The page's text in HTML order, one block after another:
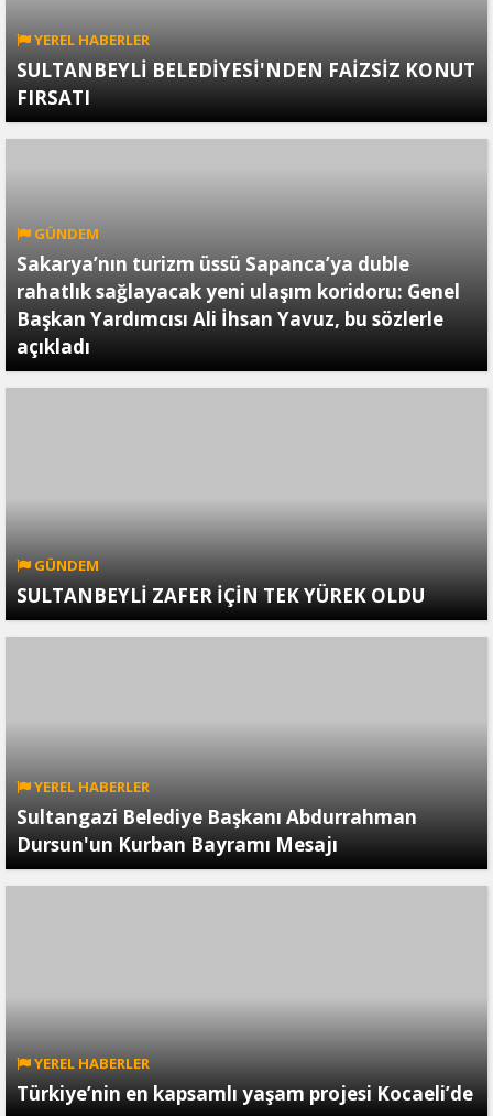
YEREL HABERLER
SULTANBEYLİ BELEDİYESİ'NDEN FAİZSİZ KONUT
FIRSATI
GÜNDEM
Sakarya’nın turizm üssü Sapanca’ya duble
rahatlık sağlayacak yeni ulaşım koridoru: Genel
Başkan Yardımcısı Ali İhsan Yavuz, bu sözlerle
açıkladı
GÜNDEM
SULTANBEYLİ ZAFER İÇİN TEK YÜREK OLDU
YEREL HABERLER
Sultangazi Belediye Başkanı Abdurrahman
Dursun'un Kurban Bayramı Mesajı
YEREL HABERLER
Türkiye’nin en kapsamlı yaşam projesi Kocaeli’de